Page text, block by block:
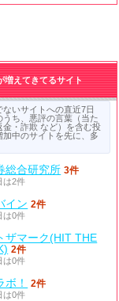
増えてきてるサイト
ないサイトへの直近7日
うち、悪評の言葉（当た
金・詐欺 など）を含む投
加中のサイトを先に、多
総合研究所 3件
は2件
イン 2件
は0件
ザマーク(HIT THE
2件
は0件
ボ！
2件
は0件